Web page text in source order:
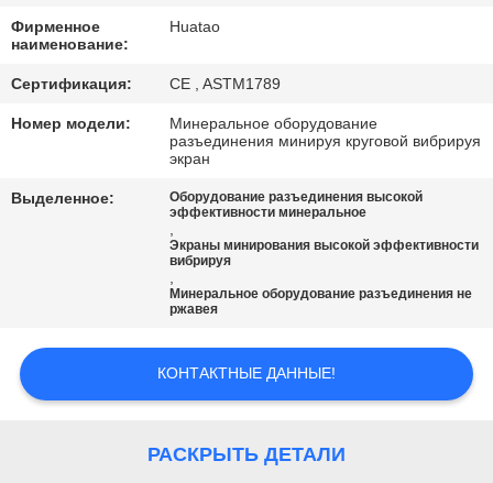
НОВОСТИ
СПРОСИТЕ
Фирменное
наименование:
Huatao
Сертификация: CE , ASTM1789
Номер модели:
Минеральное оборудование
разъединения минируя круговой вибрируя
экран
Выделенное:
Оборудование разъединения высокой
эффективности минеральное
,
Экраны минирования высокой эффективности
вибрируя
,
Минеральное оборудование разъединения не
ржавея
КОНТАКТНЫЕ ДАННЫЕ!
РАСКРЫТЬ ДЕТАЛИ